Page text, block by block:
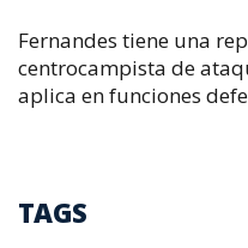
Fernandes tiene una
centrocampista de
aplica en funciones
TAGS